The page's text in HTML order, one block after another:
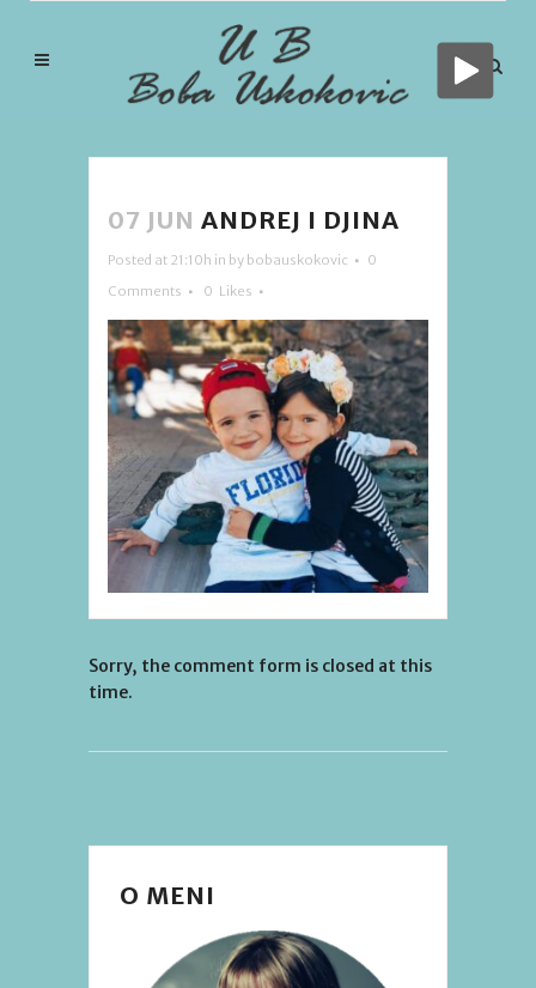
07 JUN ANDREJ I DJINA
Posted at 21:10h in by bobauskokovic
0
Comments
0 Likes
Sorry, the comment form is closed at this
time.
O MENI